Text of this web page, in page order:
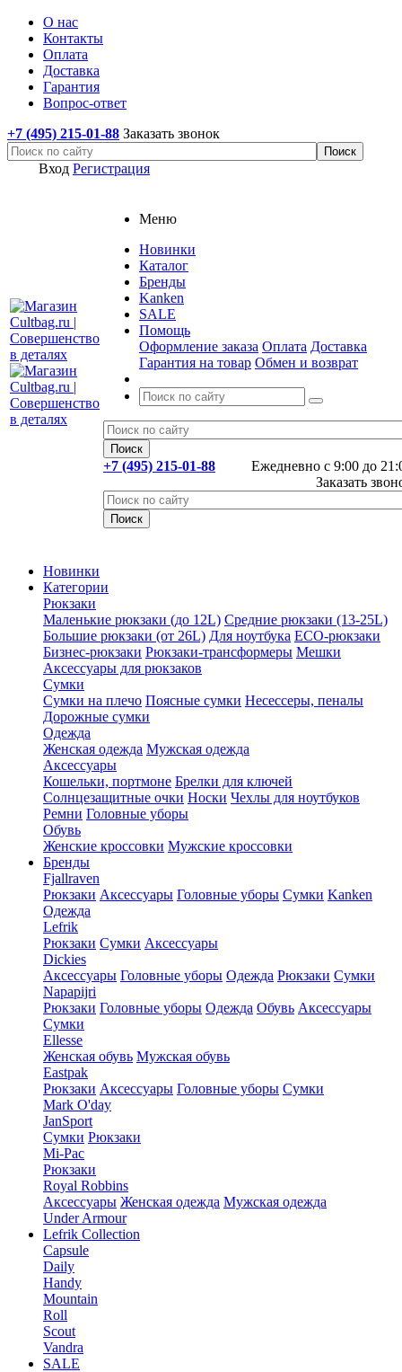
О нас
Контакты
Оплата
Доставка
Гарантия
Вопрос-ответ
+7 (495) 215-01-88 Заказать звонок
Вход Регистрация
Меню
Новинки
Каталог
Бренды
Kanken
SALE
Помощь
Оформление заказа Оплата Доставка
Гарантия на товар Обмен и возврат
Ежедневно с 9:00 до
+7 (495) 215-01-88
Заказать
Новинки
Категории
Рюкзаки
Маленькие рюкзаки (до 12L) Средние рюкзаки (13-25L)
Большие рюкзаки (от 26L) Для ноутбука ECO-рюкзаки
Бизнес-рюкзаки Рюкзаки-трансформеры Мешки
Аксессуары для рюкзаков
Сумки
Сумки на плечо Поясные сумки Несессеры, пеналы
Дорожные сумки
Одежда
Женская одежда Мужская одежда
Аксессуары
Кошельки, портмоне Брелки для ключей
Солнцезащитные очки Носки Чехлы для ноутбуков
Ремни Головные уборы
Обувь
Женские кроссовки Мужские кроссовки
Бренды
Fjallraven
Рюкзаки Аксессуары Головные уборы Сумки Kanken
Одежда
Lefrik
Рюкзаки Сумки Аксессуары
Dickies
Аксессуары Головные уборы Одежда Рюкзаки Сумки
Napapijri
Рюкзаки Головные уборы Одежда Обувь Аксессуары
Сумки
Ellesse
Женская обувь Мужская обувь
Eastpak
Рюкзаки Аксессуары Головные уборы Сумки
Mark O'day
JanSport
Сумки Рюкзаки
Mi-Pac
Рюкзаки
Royal Robbins
Аксессуары Женская одежда Мужская одежда
Under Armour
Lefrik Collection
Capsule
Daily
Handy
Mountain
Roll
Scout
Vandra
SALE